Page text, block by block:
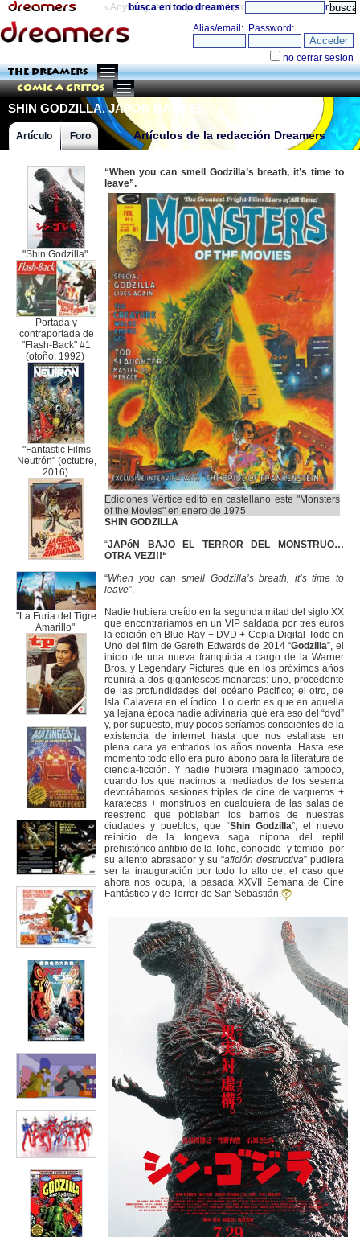
«Anything can happen and it probably will» directorio
búsca en todo dreamers
THE DREAMERS
Comic a Gritos
SHIN GODZILLA. JAPÓN BAJO EL
TERROR DEL MONSTRUO… OTRAArtículos de la redacción Dreamers
Artículo Foro
"Shin Godzilla"
Portada y
contraportada de
"Flash-Back" #1
(otoño, 1992)
"Fantastic Films
Neutrón" (octubre,
2016)
"La Furia del Tigre
Amarillo"
“When you can smell Godzilla’s breath, it’s time to
leave”.
Ediciones Vértice editó en castellano este "Monsters
of the Movies" en enero de 1975
SHIN GODZILLA
“JAPóN BAJO EL TERROR DEL MONSTRUO…
OTRA VEZ!!!“
“When you can smell Godzilla’s breath, it’s time to
leave”.
Nadie hubiera creído en la segunda mitad del siglo XX
que encontraríamos en un VIP saldada por tres euros
la edición en Blue-Ray + DVD + Copia Digital Todo en
Uno del film de Gareth Edwards de 2014 “Godzilla”, el
inicio de una nueva franquicia a cargo de la Warner
Bros. y Legendary Pictures que en los próximos años
reunirá a dos gigantescos monarcas: uno, procedente
de las profundidades del océano Pacifico; el otro, de
Isla Calavera en el índico. Lo cierto es que en aquella
ya lejana época nadie adivinaría qué era eso del “dvd”
y, por supuesto, muy pocos seríamos conscientes de la
existencia de internet hasta que nos estallase en
plena cara ya entrados los años noventa. Hasta ese
momento todo ello era puro abono para la literatura de
ciencia-ficción. Y nadie hubiera imaginado tampoco,
cuando los que nacimos a mediados de los sesenta
devorábamos sesiones triples de cine de vaqueros +
karatecas + monstruos en cualquiera de las salas de
reestreno que poblaban los barrios de nuestras
ciudades y pueblos, que “Shin Godzilla”, el nuevo
reinicio de la longeva saga nipona del reptil
prehistórico anfibio de la Toho, conocido -y temido- por
su aliento abrasador y su “afición destructiva” pudiera
ser la inauguración por todo lo alto de, el caso que
ahora nos ocupa, la pasada XXVII Semana de Cine
Fantástico y de Terror de San Sebastián.